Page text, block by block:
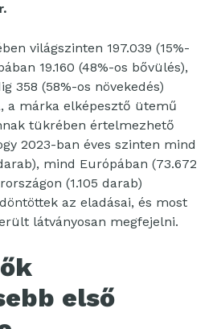
világszinten 197.039 (15%-
19.160 (48%-os bővülés),
358 (58%-os növekedés)
a márka elképesztő ütemű
tükrében értelmezhető
2023-ban éves szinten mind
mind Európában (73.672
(1.105 darab)
az eladásai, és most
látványosan megfejelni.
első